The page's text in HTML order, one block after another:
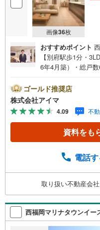
画像36枚
おすすめポイント
【別府駅歩1分・
6年4月築）・総戸
Kは18帖以上。■リ
住戸の条件東南向き
防犯・セキュリティ
に防犯カメラを設置
ボックスで不在時
ペットの飼育はご
イマのサポートア
最長50年の返済プ
自宅・最寄り駅ま
け」「ローン相談
しいと言われた方
ださい
ゴールド推奨店
株式会社アイマ
4.09 不
資料をも
電話
取り扱い不動産会
西福岡マリナタウンイー